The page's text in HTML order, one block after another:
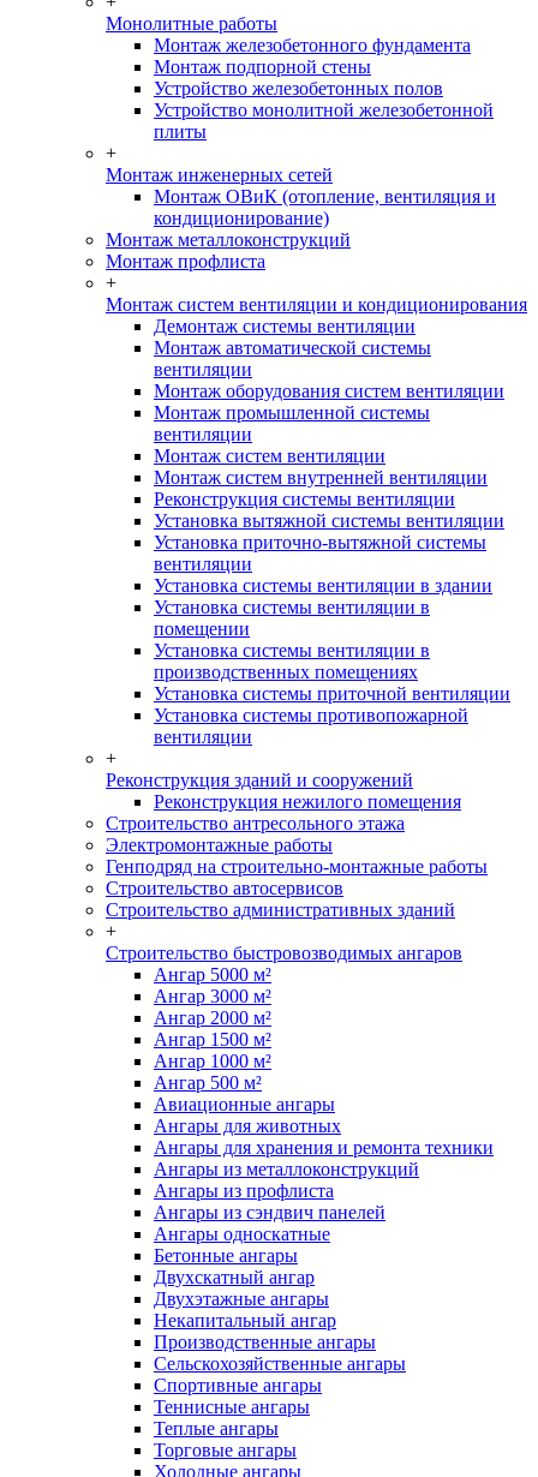
Монолитные работы
Монтаж железобетонного фундамента
Монтаж подпорной стены
Устройство железобетонных полов
Устройство монолитной железобетонной
плиты
+
Монтаж инженерных сетей
Монтаж ОВиК (отопление, вентиляция и
кондиционирование)
Монтаж металлоконструкций
Монтаж профлиста
+
Монтаж систем вентиляции и кондиционирования
Демонтаж системы вентиляции
Монтаж автоматической системы
вентиляции
Монтаж оборудования систем вентиляции
Монтаж промышленной системы
вентиляции
Монтаж систем вентиляции
Монтаж систем внутренней вентиляции
Реконструкция системы вентиляции
Установка вытяжной системы вентиляции
Установка приточно-вытяжной системы
вентиляции
Установка системы вентиляции в здании
Установка системы вентиляции в
помещении
Установка системы вентиляции в
производственных помещениях
Установка системы приточной вентиляции
Установка системы противопожарной
вентиляции
+
Реконструкция зданий и сооружений
Реконструкция нежилого помещения
Строительство антресольного этажа
Электромонтажные работы
Генподряд на строительно-монтажные работы
Строительство автосервисов
Строительство административных зданий
+
Строительство быстровозводимых ангаров
Ангар 5000 м²
Ангар 3000 м²
Ангар 2000 м²
Ангар 1500 м²
Ангар 1000 м²
Ангар 500 м²
Авиационные ангары
Ангары для животных
Ангары для хранения и ремонта техники
Ангары из металлоконструкций
Ангары из профлиста
Ангары из сэндвич панелей
Ангары односкатные
Бетонные ангары
Двухскатный ангар
Двухэтажные ангары
Некапитальный ангар
Производственные ангары
Сельскохозяйственные ангары
Спортивные ангары
Теннисные ангары
Теплые ангары
Торговые ангары
Холодные ангары